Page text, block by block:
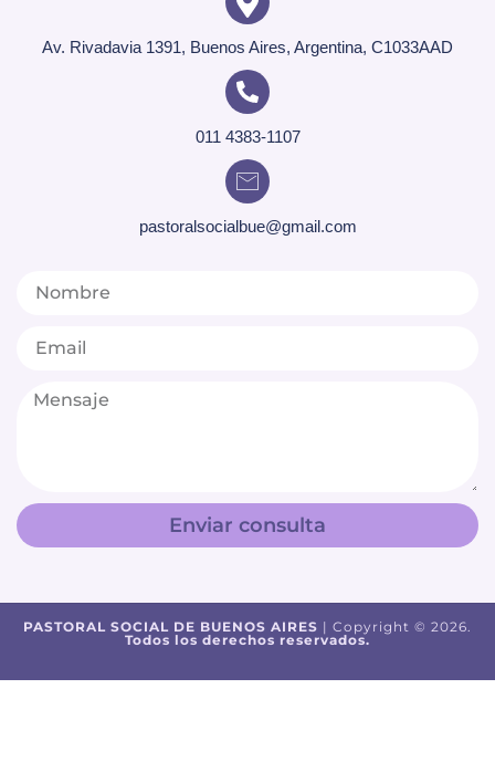
Av. Rivadavia 1391, Buenos Aires, Argentina, C1033AAD
011 4383-1107
pastoralsocialbue@gmail.com
Enviar consulta
PASTORAL SOCIAL DE BUENOS AIRES | Copyright © 2026.
Todos los derechos reservados.